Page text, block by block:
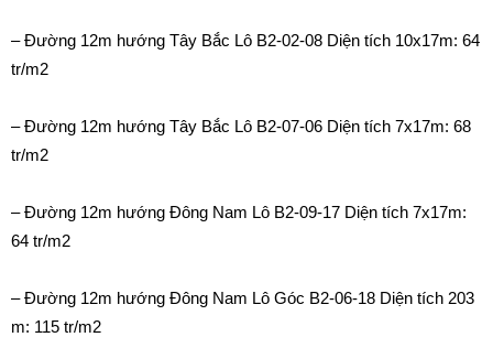
– Đường 12m hướng Tây Bắc Lô B2-02-08 Diện tích 10x17m: 64
tr/m2
– Đường 12m hướng Tây Bắc Lô B2-07-06 Diện tích 7x17m: 68
tr/m2
– Đường 12m hướng Đông Nam Lô B2-09-17 Diện tích 7x17m:
64 tr/m2
– Đường 12m hướng Đông Nam Lô Góc B2-06-18 Diện tích 203
m: 115 tr/m2